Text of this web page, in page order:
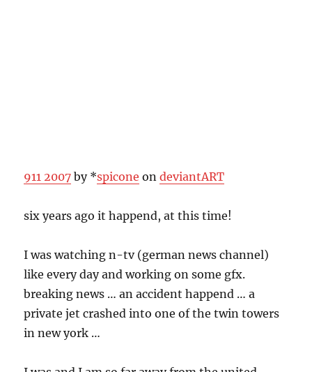
911 2007 by *spicone ondeviantART
six years ago it happend, at this time!
I was watching n-tv (german news channel)
like every day and working on some gfx.
breaking news … an accident happend … a
private jet crashed into one of the twin towers
in new york …